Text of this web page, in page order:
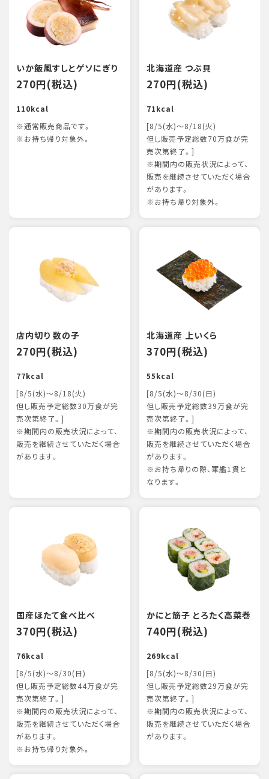
いか飯風すしとゲソにぎり
270円(税込)
110kcal
※通常販売商品です。
※お持ち帰り対象外。
北海道産 つぶ貝
270円(税込)
71kcal
[8/5(水)～8/18(火)
但し販売予定総数70万食が完
売次第終了。]
※期間内の販売状況によって、
販売を継続させていただく場合
があります。
※お持ち帰り対象外。
店内切り 数の子
270円(税込)
77kcal
[8/5(水)～8/18(火)
但し販売予定総数30万食が完
売次第終了。]
※期間内の販売状況によって、
販売を継続させていただく場合
があります。
北海道産 上いくら
370円(税込)
55kcal
[8/5(水)～8/30(日)
但し販売予定総数39万食が完
売次第終了。]
※期間内の販売状況によって、
販売を継続させていただく場合
があります。
※お持ち帰りの際、軍艦1貫と
なります。
国産ほたて食べ比べ
370円(税込)
76kcal
[8/5(水)～8/30(日)
但し販売予定総数44万食が完
売次第終了。]
※期間内の販売状況によって、
販売を継続させていただく場合
があります。
※お持ち帰り対象外。
かにと筋子 とろたく高菜巻
740円(税込)
269kcal
[8/5(水)～8/30(日)
但し販売予定総数29万食が完
売次第終了。]
※期間内の販売状況によって、
販売を継続させていただく場合
があります。